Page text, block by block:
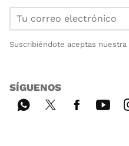
Suscribiéndote aceptas nuestra
SÍGUENOS